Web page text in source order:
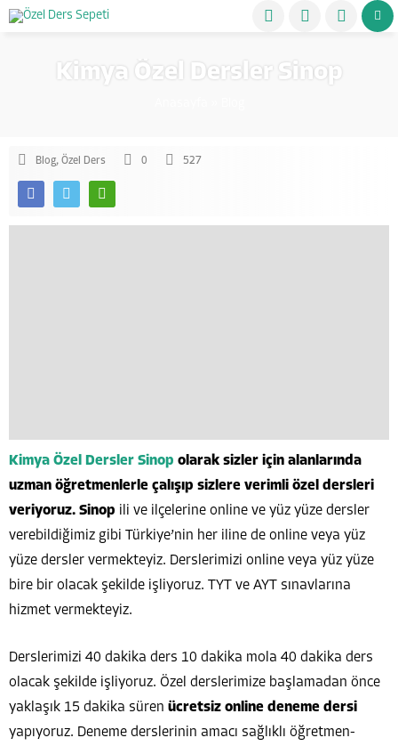
Kimya Özel Dersler Sinop
Blog, Özel Ders 0 527
Kimya Özel Dersler Sinop olarak sizler için alanlarında
uzman öğretmenlerle çalışıp sizlere verimli özel dersleri
veriyoruz. Sinop ili ve ilçelerine online ve yüz yüze dersler
verebildiğimiz gibi Türkiye’nin her iline de online veya yüz
yüze dersler vermekteyiz. Derslerimizi online veya yüz yüze
bire bir olacak şekilde işliyoruz. TYT ve AYT sınavlarına
hizmet vermekteyiz.
Derslerimizi 40 dakika ders 10 dakika mola 40 dakika ders
olacak şekilde işliyoruz. Özel derslerimize başlamadan önce
yaklaşık 15 dakika süren ücretsiz online deneme dersi
yapıyoruz. Deneme derslerinin amacı sağlıklı öğretmen-